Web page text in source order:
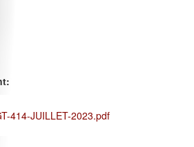
414-JUILLET-2023.pdf